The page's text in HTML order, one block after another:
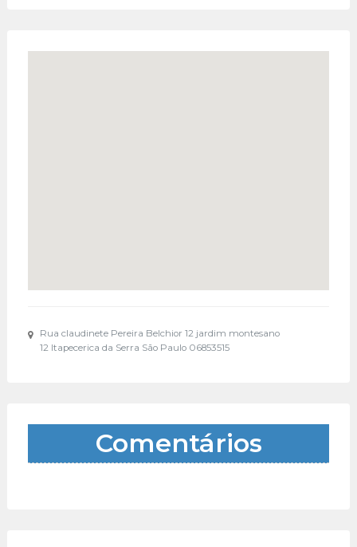
Rua claudinete Pereira Belchior 12 jardim montesano
12 Itapecerica da Serra São Paulo 06853515
Comentários